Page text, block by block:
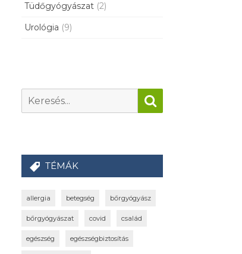
Tüdőgyógyászat (2)
Urológia (9)
TÉMÁK
allergia betegség bőrgyógyász
bőrgyógyászat covid család
egészség egészségbiztosítás